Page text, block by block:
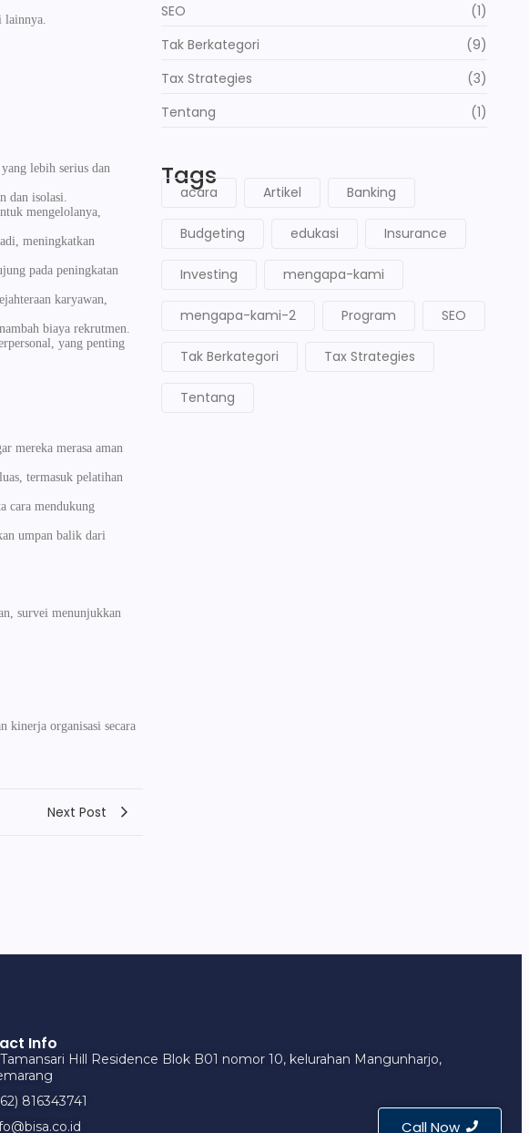
lainnya.
lebih serius dan
dan isolasi.
mengelolanya,
meningkatkan
pada peningkatan
karyawan,
biaya rekrutmen.
yang penting
mereka merasa aman
termasuk pelatihan
cara mendukung
umpan balik dari
survei menunjukkan
kinerja organisasi secara
Next Post
SEO
(1)
Tak Berkategori
(9)
Tax Strategies
(3)
Tentang
(1)
Tags
acara Artikel Banking
Budgeting edukasi Insurance
Investing mengapa-kami
mengapa-kami-2 Program SEO
Tak Berkategori Tax Strategies
Tentang
Info
Hill Residence Blok B01 nomor 10, kelurahan Mangunharjo,
816343741
Call Now